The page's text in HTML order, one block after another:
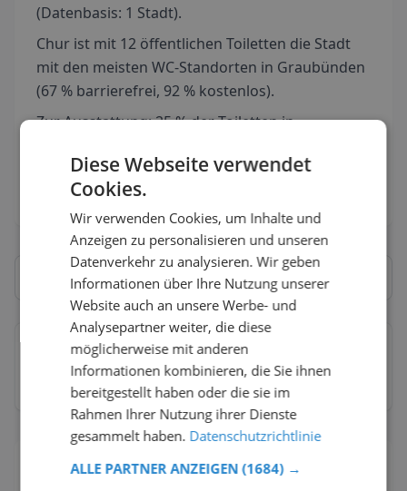
(Datenbasis: 1 Stadt).
Chur ist mit 12 öffentlichen Toiletten die Stadt
mit den meisten WC-Standorten in Graubünden
(67 % barrierefrei, 92 % kostenlos).
Zur Ausstattung: 25 % der Toiletten in
ausgestattet (3 Standorte) und 8 % verfügt über
einen Eurokey-Zugang (1 WC).
% barrierefrei
Häufig gestellte Fragen zu Toiletten
Diese Webseite verwendet
Cookies.
Wir verwenden Cookies, um Inhalte und
Anzeigen zu personalisieren und unseren
Datenverkehr zu analysieren. Wir geben
Informationen über Ihre Nutzung unserer
Website auch an unsere Werbe- und
Analysepartner weiter, die diese
möglicherweise mit anderen
Informationen kombinieren, die Sie ihnen
bereitgestellt haben oder die sie im
Rahmen Ihrer Nutzung ihrer Dienste
gesammelt haben. Datenschutzrichtlinie
ALLE PARTNER ANZEIGEN (1684) →